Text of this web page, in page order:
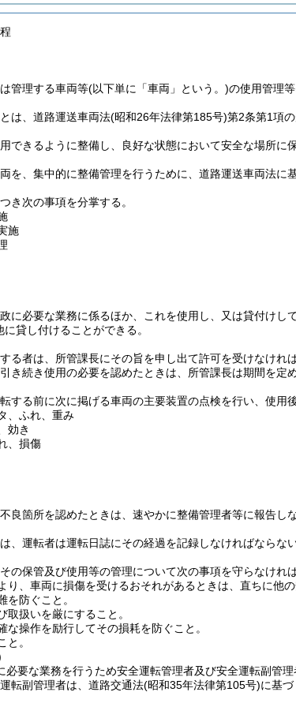
管理する車両等(以下単に「車両」という。)の使用管理等
は、道路運送車両法(昭和26年法律第185号)第2条第1項
できるように整備し、良好な状態において安全な場所に
を、集中的に整備管理を行うために、道路運送車両法に
き次の事項を分掌する。
施
に必要な業務に係るほか、これを使用し、又は貸付けし
貸し付けることができる。
る者は、所管課長にその旨を申し出て許可を受けなければ
き続き使用の必要を認めたときは、所管課長は期間を定
する前に次に掲げる車両の主要装置の点検を行い、使用
、ふれ、重み
効き
、損傷
良箇所を認めたときは、速やかに整備管理者等に報告し
、運転者は運転日誌にその経過を記録しなければならない
の保管及び使用等の管理について次の事項を守らなければ
り、車両に損傷を受けるおそれがあるときは、直ちに他の
を防ぐこと。
取扱いを厳にすること。
な操作を励行してその損耗を防ぐこと。
と。
必要な業務を行うため安全運転管理者及び安全運転副管理
転副管理者は、道路交通法(昭和35年法律第105号)に基づ